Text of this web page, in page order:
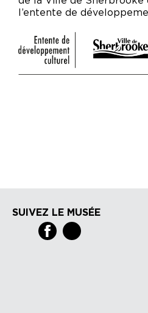
l’entente de
SUIVEZ LE MUSÉE